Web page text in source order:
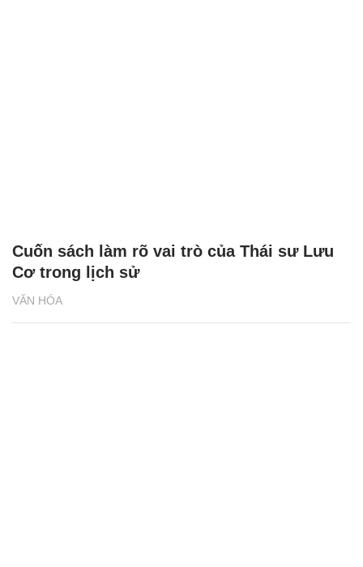
VĂN HÓA
Cuốn sách làm rõ vai trò của Thái sư Lưu
Cơ trong lịch sử